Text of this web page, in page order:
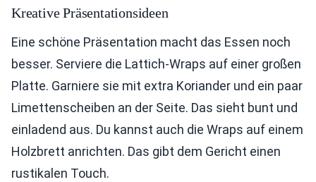
Kreative Präsentationsideen
Eine schöne Präsentation macht das Essen noch
besser. Serviere die Lattich-Wraps auf einer großen
Platte. Garniere sie mit extra Koriander und ein paar
Limettenscheiben an der Seite. Das sieht bunt und
einladend aus. Du kannst auch die Wraps auf einem
Holzbrett anrichten. Das gibt dem Gericht einen
rustikalen Touch.